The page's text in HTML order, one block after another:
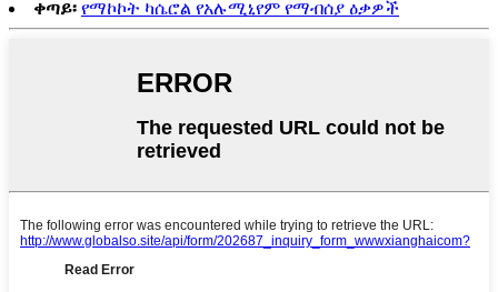
ቀጣይ፡ የማኮኮት ካሴሮል የአሉሚኒየም የማብሰያ ዕቃዎች